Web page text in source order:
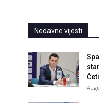
Nedavne vijesti